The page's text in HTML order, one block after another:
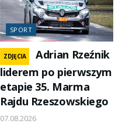
SPORT
ZDJĘCIA
Adrian Rzeźnik
liderem po pierwszym
etapie 35. Marma
Rajdu Rzeszowskiego
07.08.2026